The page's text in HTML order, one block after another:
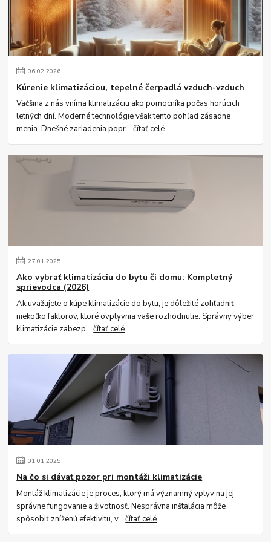
06.02.2026
Kúrenie klimatizáciou, tepelné čerpadlá vzduch-vzduch
Väčšina z nás vníma klimatizáciu ako pomocníka počas horúcich
letných dní. Moderné technológie však tento pohľad zásadne
menia. Dnešné zariadenia popr...čítať celé
27.01.2025
Ako vybrať klimatizáciu do bytu či domu: Kompletný
sprievodca (2026)
Ak uvažujete o kúpe klimatizácie do bytu, je dôležité zohľadniť
niekoľko faktorov, ktoré ovplyvnia vaše rozhodnutie. Správny výber
klimatizácie zabezp...čítať celé
01.01.2025
Na čo si dávať pozor pri montáži klimatizácie
Montáž klimatizácie je proces, ktorý má významný vplyv na jej
správne fungovanie a životnosť. Nesprávna inštalácia môže
spôsobiť zníženú efektivitu, v...čítať celé